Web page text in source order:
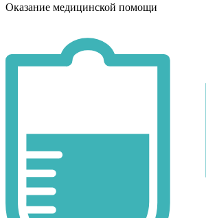
Оказание медицинской помощи